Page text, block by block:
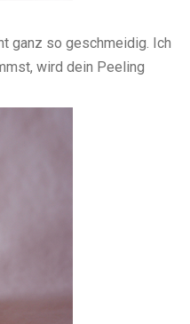
ganz so geschmeidig. Ich
wird dein Peeling